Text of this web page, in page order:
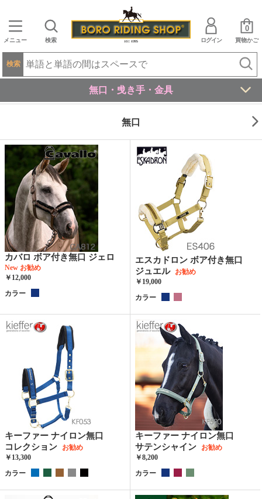
メニュー 検索 ログイン 買物かご
0
検索
無口・曵き手・金具
無口
カバロ ボア付き無口 ジェロ
New お勧め
￥12,000
カラー
エスカドロン ボア付き無口
ジュエル
お勧め
￥19,000
カラー
キーファー ナイロン無口
コレクション
お勧め
￥13,300
カラー
キーファー ナイロン無口
サテンシャイン
お勧め
￥8,200
カラー